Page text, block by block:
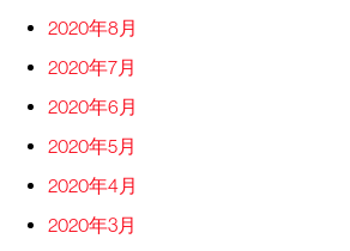
2020年8月
2020年7月
2020年6月
2020年5月
2020年4月
2020年3月